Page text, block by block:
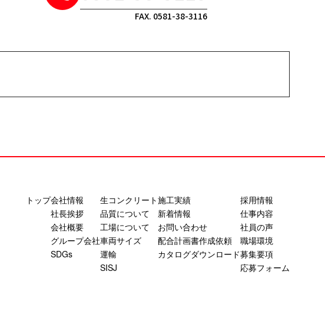
FAX. 0581-38-3116
トップ会社情報
社長挨拶
会社概要
グループ会社
SDGs
生コンクリート
品質について
工場について
車両サイズ
運輸
SISJ
施工実績
新着情報
お問い合わせ
配合計画書作成依頼
カタログダウンロード
採用情報
仕事内容
社員の声
職場環境
募集要項
応募フォーム